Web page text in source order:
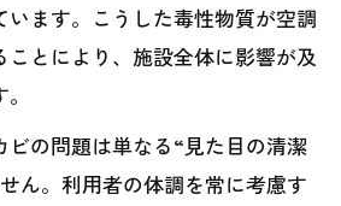
ます。こうした毒性物質が空調
ことにより、施設全体に影響が及
ビの問題は単なる“見た目の清潔
ん。利用者の体調を常に考慮す